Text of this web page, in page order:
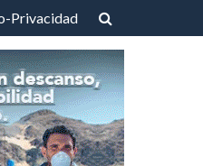
Privacidad